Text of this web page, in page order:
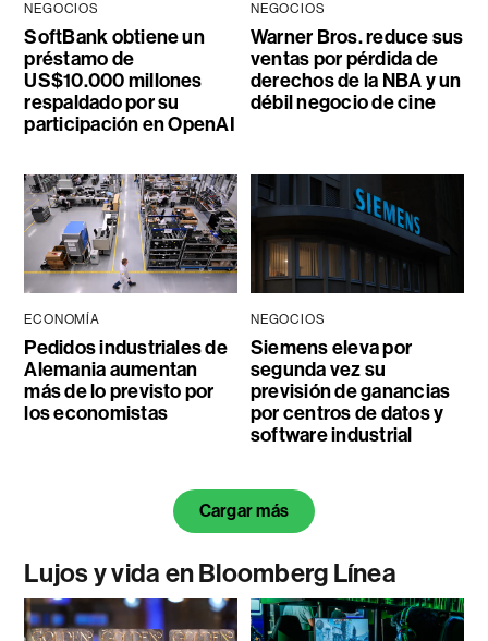
NEGOCIOS
SoftBank obtiene un
préstamo de
US$10.000 millones
respaldado por su
participación en OpenAI
NEGOCIOS
Warner Bros. reduce sus
ventas por pérdida de
derechos de la NBA y un
débil negocio de cine
ECONOMÍA
Pedidos industriales de
Alemania aumentan
más de lo previsto por
los economistas
NEGOCIOS
Siemens eleva por
segunda vez su
previsión de ganancias
por centros de datos y
software industrial
Cargar más
Lujos y vida en Bloomberg Línea